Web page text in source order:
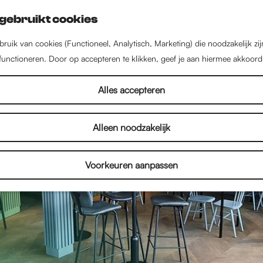
cookies
van cookies (Functioneel, Analytisch, Marketing) die noodzakelijk
Door op accepteren te klikken, geef je aan hiermee
Alles accepteren
Alleen noodzakelijk
Voorkeuren aanpassen